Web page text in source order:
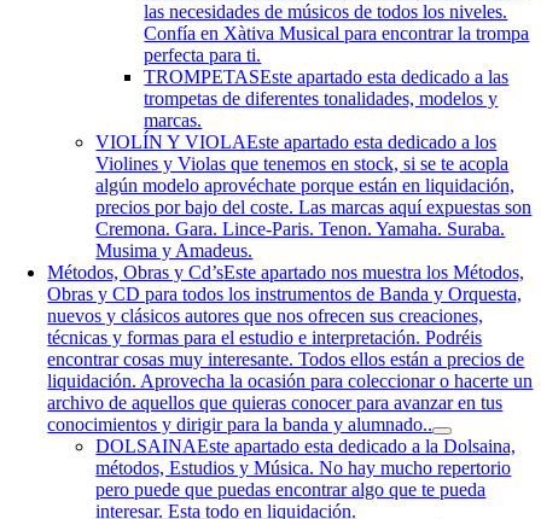
las necesidades de músicos de todos los niveles.
Confía en Xàtiva Musical para encontrar la trompa
perfecta para ti.
TROMPETASEste apartado esta dedicado a las
trompetas de diferentes tonalidades, modelos y
marcas.
VIOLÍN Y VIOLAEste apartado esta dedicado a los
Violines y Violas que tenemos en stock, si se te acopla
algún modelo aprovéchate porque están en liquidación,
precios por bajo del coste. Las marcas aquí expuestas son
Cremona. Gara. Lince-Paris. Tenon. Yamaha. Suraba.
Musima y Amadeus.
Métodos, Obras y Cd’sEste apartado nos muestra los Métodos,
Obras y CD para todos los instrumentos de Banda y Orquesta,
nuevos y clásicos autores que nos ofrecen sus creaciones,
técnicas y formas para el estudio e interpretación. Podréis
encontrar cosas muy interesante. Todos ellos están a precios de
liquidación. Aprovecha la ocasión para coleccionar o hacerte un
archivo de aquellos que quieras conocer para avanzar en tus
conocimientos y dirigir para la banda y alumnado..
DOLSAINAEste apartado esta dedicado a la Dolsaina,
métodos, Estudios y Música. No hay mucho repertorio
pero puede que puedas encontrar algo que te pueda
interesar. Esta todo en liquidación.